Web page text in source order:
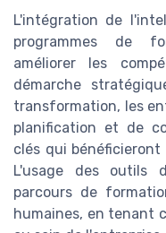
L'intégration de
programmes de
améliorer les
démarche
transformation, les
planification et de
clés qui
L'usage des outils
parcours de
humaines, en tenant